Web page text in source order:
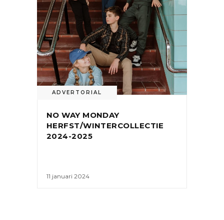
ADVERTORIAL
NO WAY MONDAY
HERFST/WINTERCOLLECTIE
2024-2025
11 januari 2024